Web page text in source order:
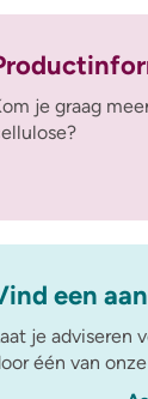
je graag
een
je adviseren
één van